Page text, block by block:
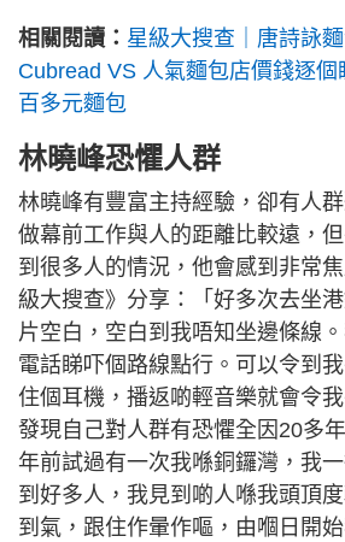
相關閱讀： 星級大搜查｜唐詩詠
Cubread VS 人氣麵包店價錢逐
百多元麵包
林曉峰恐懼人群
林曉峰有豐富主持經驗，卻有人
做幕前工作與人的距離比較遠，
到很多人的情況，他會感到非常
級大搜查》分享：「好多次去坐
片空白，空白到我唔知坐邊條線
電話睇吓個路線點行。可以令到
住個耳機，播返啲輕音樂就會令
發現自己對人群有恐懼全因20多
年前試過有一次我喺銅鑼灣，我
到好多人，我見到啲人喺我頭頂
到氣，跟住作暈作嘔，由嗰日開